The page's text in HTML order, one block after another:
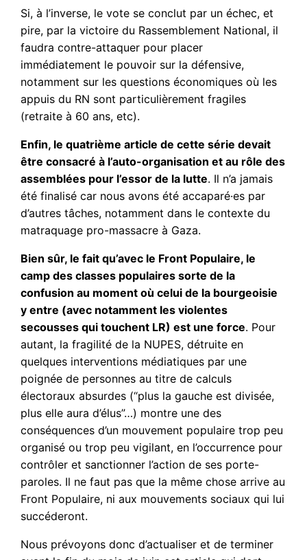
Si, à l’inverse, le vote se conclut par un échec, et
pire, par la victoire du Rassemblement National, il
faudra contre-attaquer pour placer
immédiatement le pouvoir sur la défensive,
notamment sur les questions économiques où les
appuis du RN sont particulièrement fragiles
(retraite à 60 ans, etc).
Enfin, le quatrième article de cette série devait
être consacré à l’auto-organisation et au rôle des
assemblées pour l’essor de la lutte. Il n’a jamais
été finalisé car nous avons été accaparé·es par
d’autres tâches, notamment dans le contexte du
matraquage pro-massacre à Gaza.
Bien sûr, le fait qu’avec le Front Populaire, le
camp des classes populaires sorte de la
confusion au moment où celui de la bourgeoisie
y entre (avec notamment les violentes
secousses qui touchent LR) est une force. Pour
autant, la fragilité de la NUPES, détruite en
quelques interventions médiatiques par une
poignée de personnes au titre de calculs
électoraux absurdes (“plus la gauche est divisée,
plus elle aura d’élus”…) montre une des
conséquences d’un mouvement populaire trop peu
organisé ou trop peu vigilant, en l’occurrence pour
contrôler et sanctionner l’action de ses porte-
paroles. Il ne faut pas que la même chose arrive au
Front Populaire, ni aux mouvements sociaux qui lui
succéderont.
Nous prévoyons donc d’actualiser et de terminer